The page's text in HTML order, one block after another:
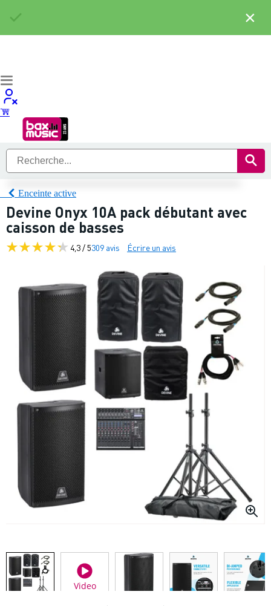
Enceinte active
Devine Onyx 10A pack débutant avec
caisson de basses
4,3 / 5309 avis Écrire un avis
Video
×